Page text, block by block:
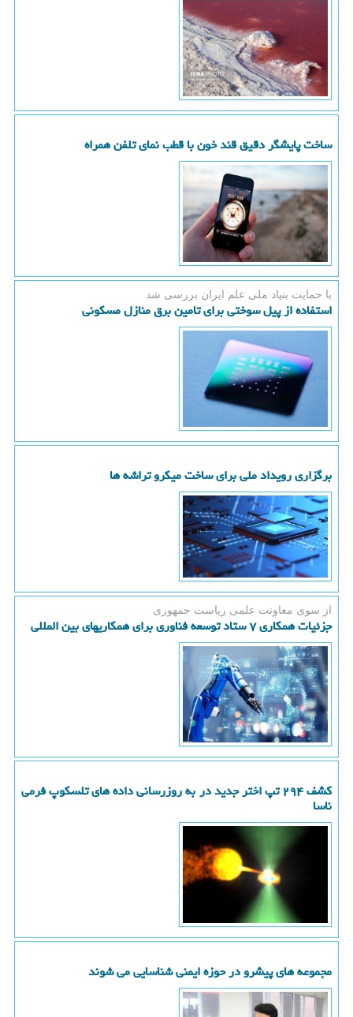
ساخت پایشگر دقیق قند خون با قطب نمای تلفن همراه
با حمایت بنیاد ملی علم ایران بررسی شد
استفاده از پیل سوختی برای تامین برق منازل مسکونی
برگزاری رویداد ملی برای ساخت میکرو تراشه ها
از سوی معاونت علمی ریاست جمهوری
جزئیات همکاری ۷ ستاد توسعه فناوری برای همکاریهای بین المللی
کشف ۲۹۴ تپ اختر جدید در به روزرسانی داده های تلسکوپ فرمی
ناسا
مجموعه های پیشرو در حوزه ایمنی شناسایی می شوند